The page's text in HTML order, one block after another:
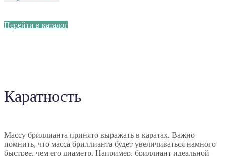
Перейти в каталог
Каратность